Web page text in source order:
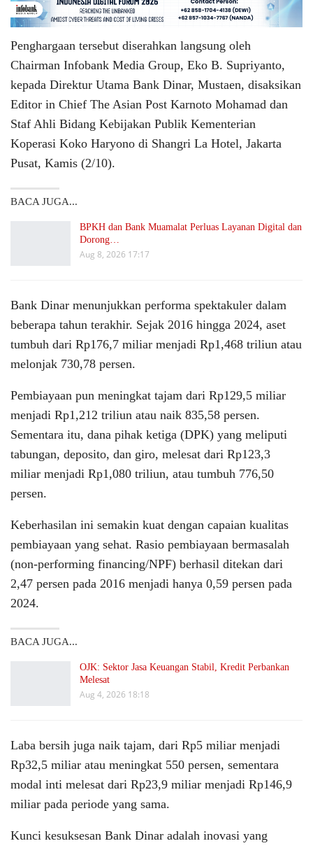
Penghargaan tersebut diserahkan langsung oleh
Chairman Infobank Media Group, Eko B. Supriyanto,
kepada Direktur Utama Bank Dinar, Mustaen, disaksikan
Editor in Chief The Asian Post Karnoto Mohamad dan
Staf Ahli Bidang Kebijakan Publik Kementerian
Koperasi Koko Haryono di Shangri La Hotel, Jakarta
Pusat, Kamis (2/10).
BACA JUGA...
BPKH dan Bank Muamalat Perluas Layanan Digital dan
Dorong…
Aug 8, 2026 17:17
Bank Dinar menunjukkan performa spektakuler dalam
beberapa tahun terakhir. Sejak 2016 hingga 2024, aset
tumbuh dari Rp176,7 miliar menjadi Rp1,468 triliun atau
melonjak 730,78 persen.
Pembiayaan pun meningkat tajam dari Rp129,5 miliar
menjadi Rp1,212 triliun atau naik 835,58 persen.
Sementara itu, dana pihak ketiga (DPK) yang meliputi
tabungan, deposito, dan giro, melesat dari Rp123,3
miliar menjadi Rp1,080 triliun, atau tumbuh 776,50
persen.
Keberhasilan ini semakin kuat dengan capaian kualitas
pembiayaan yang sehat. Rasio pembiayaan bermasalah
(non-performing financing/NPF) berhasil ditekan dari
2,47 persen pada 2016 menjadi hanya 0,59 persen pada
2024.
BACA JUGA...
OJK: Sektor Jasa Keuangan Stabil, Kredit Perbankan
Melesat
Aug 4, 2026 18:18
Laba bersih juga naik tajam, dari Rp5 miliar menjadi
Rp32,5 miliar atau meningkat 550 persen, sementara
modal inti melesat dari Rp23,9 miliar menjadi Rp146,9
miliar pada periode yang sama.
Kunci kesuksesan Bank Dinar adalah inovasi yang